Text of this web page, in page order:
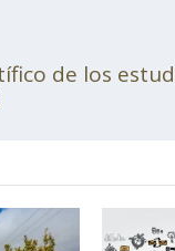
de los